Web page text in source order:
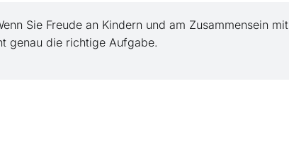
Sie Freude an Kindern und am Zusammensein mit
genau die richtige Aufgabe.